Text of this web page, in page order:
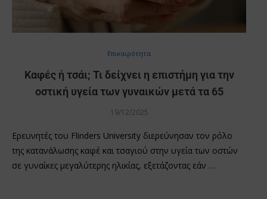
Επικαιρότητα
Καφές ή τσάι; Τι δείχνει η επιστήμη για την
οστική υγεία των γυναικών μετά τα 65
19/12/2025
Ερευνητές του Flinders University διερεύνησαν τον ρόλο
της κατανάλωσης καφέ και τσαγιού στην υγεία των οστών
σε γυναίκες μεγαλύτερης ηλικίας, εξετάζοντας εάν …